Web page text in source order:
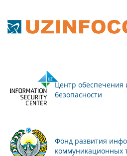
Центр
безопасности
Фонд развития
коммуникационных